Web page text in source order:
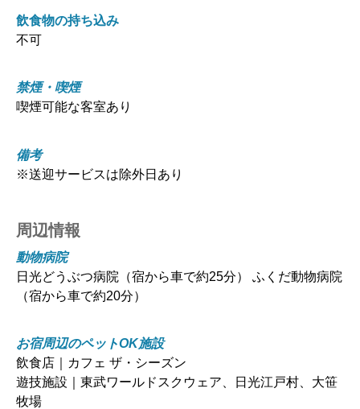
飲食物の持ち込み
不可
禁煙・喫煙
喫煙可能な客室あり
備考
※送迎サービスは除外日あり
周辺情報
動物病院
日光どうぶつ病院（宿から車で約25分） ふくだ動物病院
（宿から車で約20分）
お宿周辺のペットOK施設
飲食店｜カフェ ザ・シーズン
遊技施設｜東武ワールドスクウェア、日光江戸村、大笹
牧場